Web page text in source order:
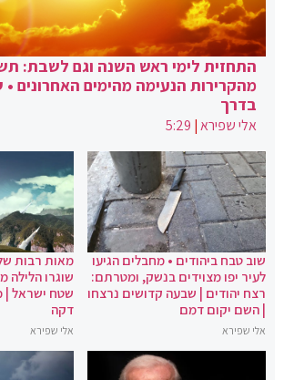
התחזית לימי ראש השנה וגם לשבת:
מהקרירות הנעימה מהימים האחרונים
בדרך
אלי שפירא|
5:29
שוב טבח ביהודים • מחבלים הגיעו
לעיר יפו מצוידים בנשק, ומטרתם:
רצח יהודים | שבעה קדושים נרצחו
| השם יקום דמם
אלי שפירא
מאות רבות
שוגרו הלילה
שטח ישראל
דקה
אלי שפירא